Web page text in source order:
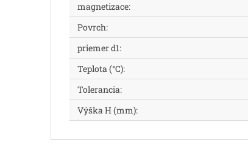
magnetizace:
Povrch:
priemer d1:
Teplota (°C):
Tolerancia:
Výška H (mm):